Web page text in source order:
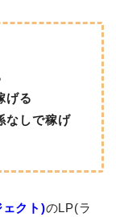
げる
なしで稼げ
クト)のLP(ラ